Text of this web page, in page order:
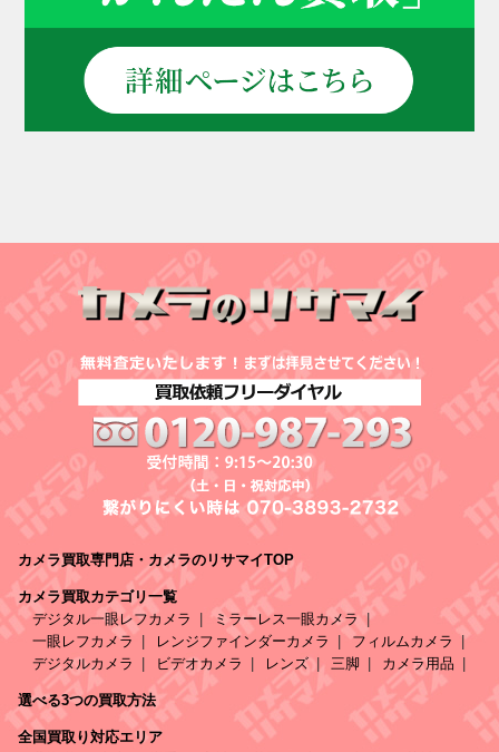
カメラ買取専門店・カメラのリサマイTOP
カメラ買取カテゴリ一覧
デジタル一眼レフカメラ
ミラーレス一眼カメラ
一眼レフカメラ
レンジファインダーカメラ
フィルムカメラ
デジタルカメラ
ビデオカメラ レンズ 三脚 カメラ用品
選べる3つの買取方法
全国買取り対応エリア